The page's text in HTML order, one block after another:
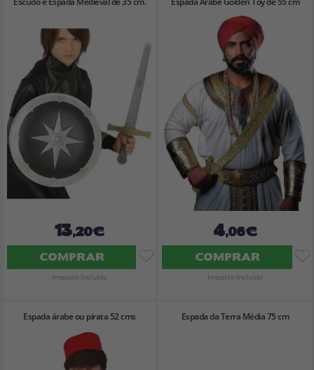
13,20€
COMPRAR
Imposto Incluído
4,06€
COMPRAR
Imposto Incluído
Espada árabe ou pirata 52 cms Espada da Terra Média 75 cm